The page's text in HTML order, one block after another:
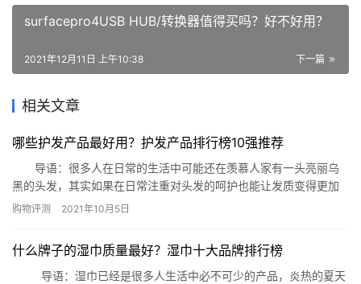
surfacepro4USB HUB/转换器值得买吗？好不好用？
下一篇
2021年12月11日 上午10:38
相关文章
哪些护发产品最好用？护发产品排行榜10强推荐
导语：很多人在日常的生活中可能还在羡慕人家有一头亮丽乌
黑的头发，其实如果在日常注重对头发的呵护也能让发质变得更加
的柔顺健康，那么在市场上有哪些护发产品是质量比较好的呢?今天
管护发精油 3、巴黎卡诗 奇迹红安瓶 4、安…
购物评测 2021年10月5日
什么牌子的湿巾质量最好？湿巾十大品牌排行榜
导语：湿巾已经是很多人生活中必不可少的产品，炎热的夏天